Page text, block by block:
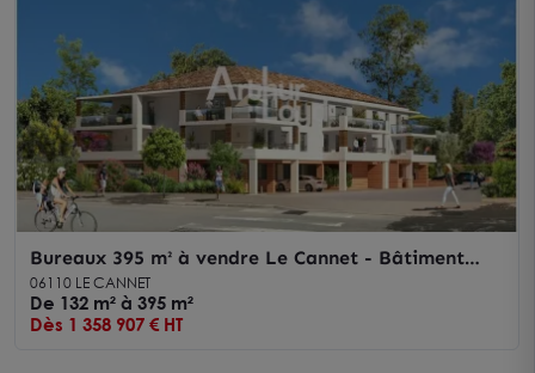
Bureaux 395 m² à vendre Le Cannet - Bâtiment
PRIME
06110 LE CANNET
De 132 m² à 395 m²
Dès 1 358 907 € HT